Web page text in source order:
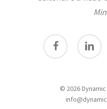
facebook linkedin
© 2026